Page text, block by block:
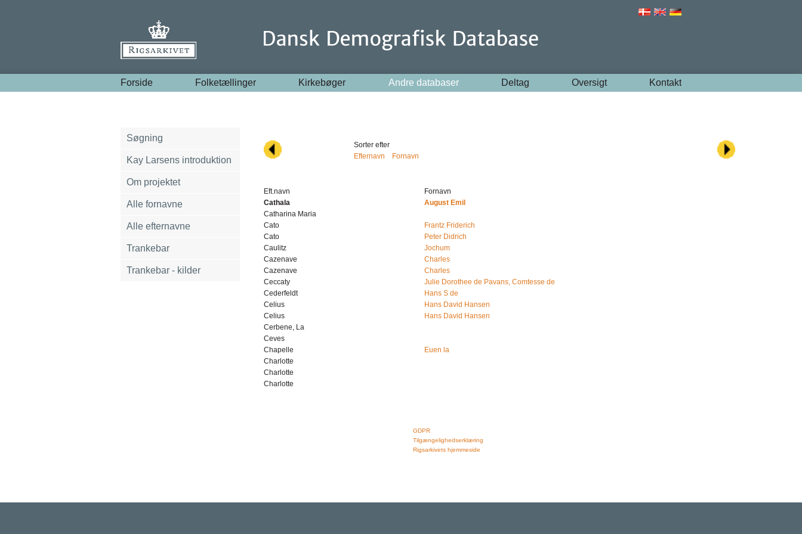
Forside Folketællinger Kirkebøger Andre databaser Deltag Oversigt Kontakt
Søgning
Kay Larsens introduktion
Om projektet
Alle fornavne
Alle efternavne
Trankebar
Trankebar - kilder
Sorter efter
Efternavn
Fornavn
Eft.navn
Fornavn
Cathala
August Emil
Catharina Maria
Cato
Frantz Friderich
Cato
Peter Didrich
Caulitz
Jochum
Cazenave
Charles
Cazenave
Charles
Ceccaty
Julie Dorothee de Pavans, Comtesse de
Cederfeldt
Hans S de
Celius
Hans David Hansen
Celius
Hans David Hansen
Cerbene, La
Ceves
Chapelle
Euen la
Charlotte
Charlotte
Charlotte
GDPR
Tilgængelighedserklæring
Rigsarkivets hjemmeside